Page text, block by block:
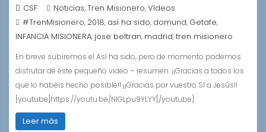
CSF Noticias,Tren Misionero,Vídeos
#TrenMisionero, 2018, así ha sido, domund, Getafe,
INFANCIA MISIONERA, jose beltran, madrid,tren misionero
En breve subiremos el Así ha sido, pero de momento podemos
disfrutar de éste pequeño video – resumen. ¡¡Gracias a todos los
que lo habéis hecho posible!! ¡¡Gracias por vuestro SI a Jesús!!
[youtube]https://youtu.be/NlGLpu9YLYY[/youtube]
Leer más